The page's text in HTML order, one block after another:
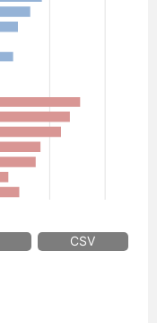
CSV